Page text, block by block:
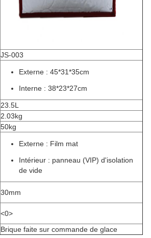
JS-003
Externe : 45*31*35cm
Interne : 38*23*27cm
23.5L
2.03kg
50kg
Externe : Film mat
Intérieur : panneau (VIP) d'isolation
de vide
30mm
<0>
Brique faite sur commande de glace